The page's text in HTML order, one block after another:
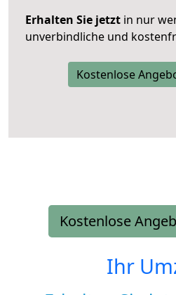
Erhalten Sie jetzt in nur
unverbindliche und
Kostenlose
Kostenlose
Ihr